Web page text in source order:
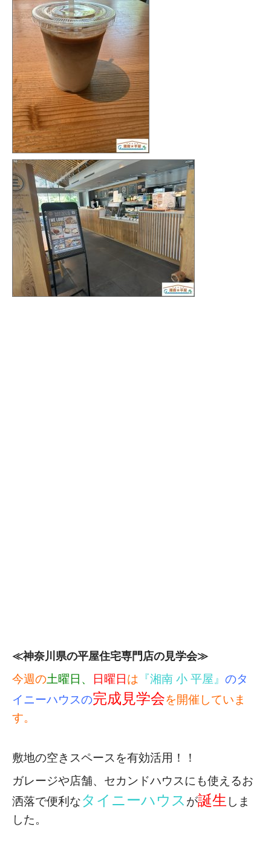
≪神奈川県の平屋住宅専門店の見学会≫
今週の土曜日、 日曜日 は 『湘南 小 平屋』 のタ
イニーハウスの完成見学会を開催していま
す。
敷地の空きスペースを有効活用！！
ガレージや店舗、セカンドハウスにも使えるお
洒落で便利なタイニーハウス が誕生 しま
した。